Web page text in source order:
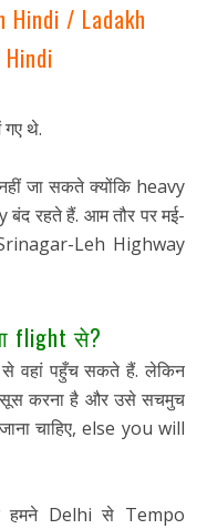
Hindi / Ladakh
गए थे.
जा सकते क्योंकि heavy
रहते हैं. आम तौर पर मई-
Leh Highway
flight से?
वहां पहुँच सकते हैं. लेकिन
करना है और उसे सचमुच
चाहिए, else you will
हमने Delhi से Tempo